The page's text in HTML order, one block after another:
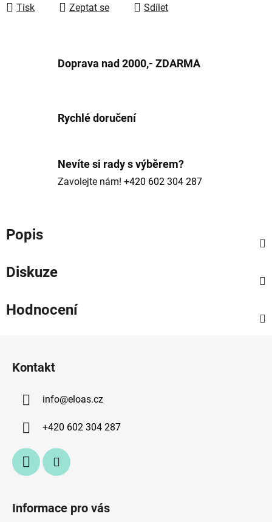
Tisk Zeptat se Sdílet
Doprava nad 2000,- ZDARMA
Rychlé doručení
Nevíte si rady s výběrem?
Zavolejte nám! +420 602 304 287
Popis
Diskuze
Hodnocení
Kontakt
info@eloas.cz
+420 602 304 287
Informace pro vás